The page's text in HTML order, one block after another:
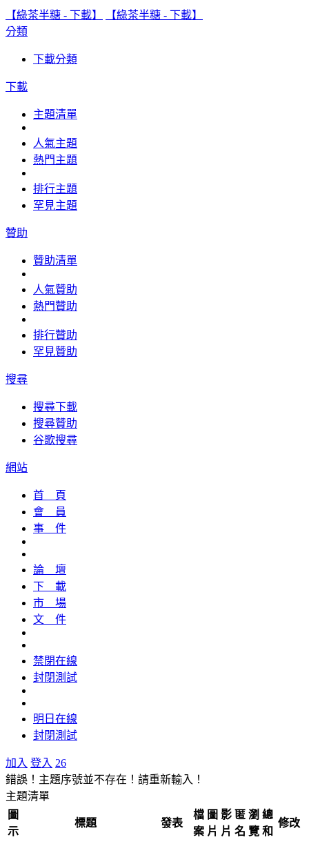
【綠茶半糖 - 下載】
【綠茶半糖 - 下載】
分類
下載分類
下載
主題清單
人氣主題
熱門主題
排行主題
罕見主題
贊助
贊助清單
人氣贊助
熱門贊助
排行贊助
罕見贊助
搜尋
搜尋下載
搜尋贊助
谷歌搜尋
網站
首 頁
會 員
事 件
論 壇
下 載
市 場
文 件
禁閉在線
封閉測試
明日在線
封閉測試
加入 登入 26
錯誤！主題序號並不存在！請重新輸入！
主題清單
圖
示
標題 發表
檔
案
圖
片
影
片
匿
名
瀏
覽
總
和
修改